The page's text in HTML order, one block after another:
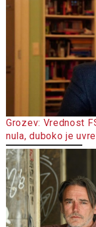
Grozev: Vrednost
nula, duboko je